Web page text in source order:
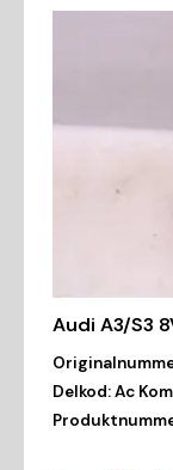
Audi A3/S3
Delkod:Ac